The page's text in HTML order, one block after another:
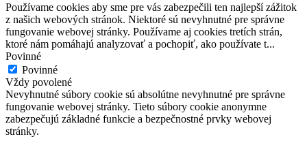
Používame cookies aby sme pre vás zabezpečili ten najlepší zážitok
z našich webových stránok. Niektoré sú nevyhnutné pre správne
fungovanie webovej stránky. Používame aj cookies tretích strán,
ktoré nám pomáhajú analyzovať a pochopiť, ako používate t...
Povinné
Povinné
Vždy povolené
Nevyhnutné súbory cookie sú absolútne nevyhnutné pre správne
fungovanie webovej stránky. Tieto súbory cookie anonymne
zabezpečujú základné funkcie a bezpečnostné prvky webovej
stránky.